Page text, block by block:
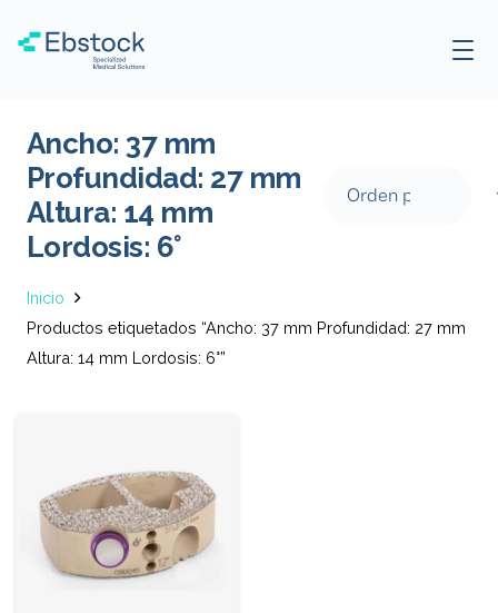
Ancho: 37 mm
Profundidad: 27 mm
Altura: 14 mm
Lordosis: 6°
Inicio
Productos etiquetados “Ancho: 37 mm Profundidad: 27 mm
Altura: 14 mm Lordosis: 6°”